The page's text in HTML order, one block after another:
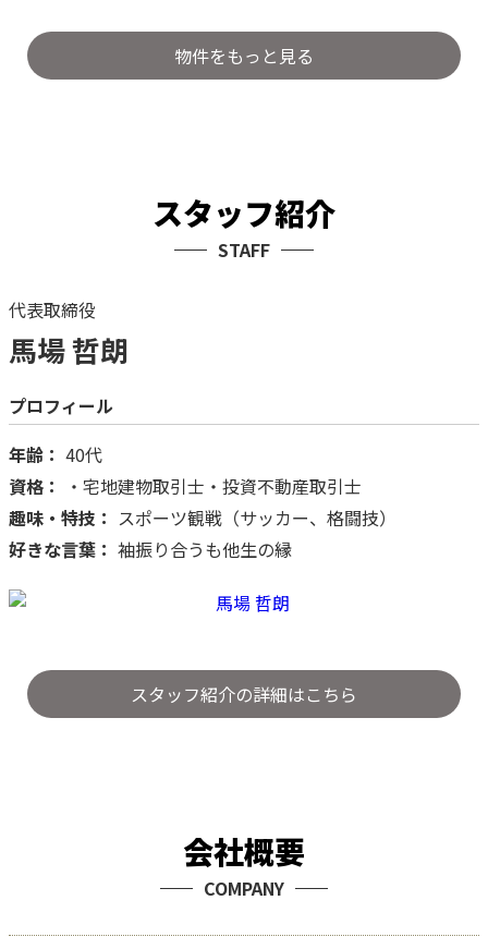
物件をもっと見る
スタッフ紹介
STAFF
代表取締役
馬場 哲朗
プロフィール
年齢： 40代
資格：
・宅地建物取引士・投資不動産取引士
趣味・特技： スポーツ観戦（サッカー、格闘技）
好きな言葉： 袖振り合うも他生の縁
スタッフ紹介の詳細はこちら
会社概要
COMPANY